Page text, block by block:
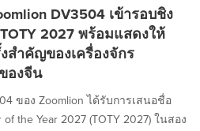
DV3504 เข้ารอบชิง
2027 พร้อมแสดงให้
สำคัญของเครื่องจักร
องจีน
ของ Zoomlion ได้รับการเสนอชื่อ
the Year 2027 (TOTY 2027) ในสอง